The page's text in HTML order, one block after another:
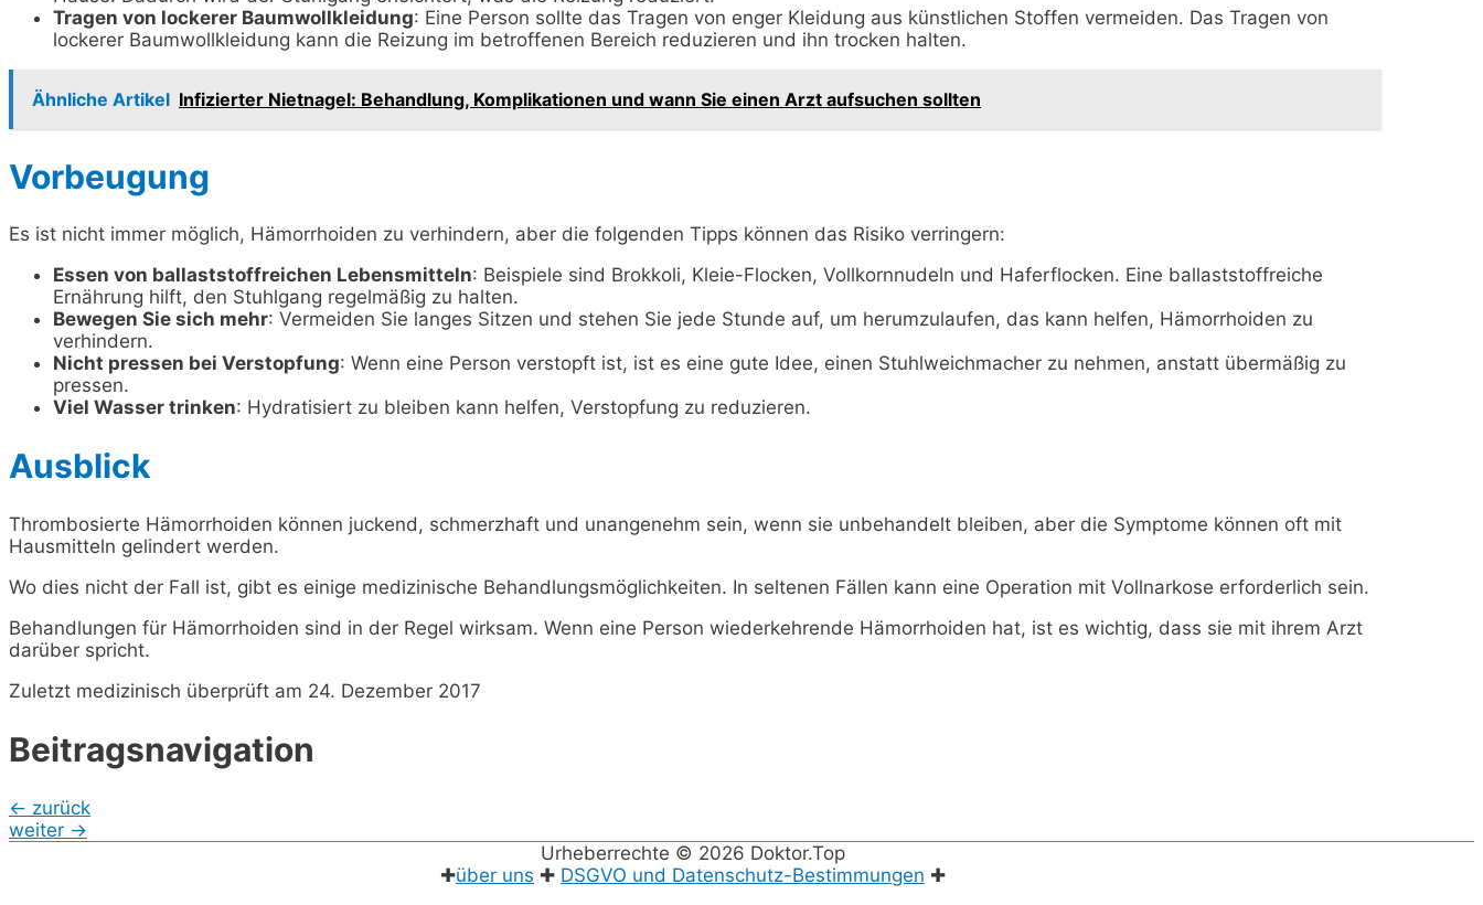
Tragen von lockerer Baumwollkleidung: Eine Person sollte das Tragen von enger Kleidung aus künstlichen Stoffen vermeiden. Das Tragen von
lockerer Baumwollkleidung kann die Reizung im betroffenen Bereich reduzieren und ihn trocken halten.
Ähnliche Artikel Infizierter Nietnagel: Behandlung, Komplikationen und wann Sie einen Arzt aufsuchen sollten
Vorbeugung
Es ist nicht immer möglich, Hämorrhoiden zu verhindern, aber die folgenden Tipps können das Risiko verringern:
Essen von ballaststoffreichen Lebensmitteln: Beispiele sind Brokkoli, Kleie-Flocken, Vollkornnudeln und Haferflocken. Eine ballaststoffreiche
Ernährung hilft, den Stuhlgang regelmäßig zu halten.
Bewegen Sie sich mehr: Vermeiden Sie langes Sitzen und stehen Sie jede Stunde auf, um herumzulaufen, das kann helfen, Hämorrhoiden zu
verhindern.
Nicht pressen bei Verstopfung: Wenn eine Person verstopft ist, ist es eine gute Idee, einen Stuhlweichmacher zu nehmen, anstatt übermäßig zu
pressen.
Viel Wasser trinken: Hydratisiert zu bleiben kann helfen, Verstopfung zu reduzieren.
Ausblick
Thrombosierte Hämorrhoiden können juckend, schmerzhaft und unangenehm sein, wenn sie unbehandelt bleiben, aber die Symptome können oft mit
Hausmitteln gelindert werden.
Wo dies nicht der Fall ist, gibt es einige medizinische Behandlungsmöglichkeiten. In seltenen Fällen kann eine Operation mit Vollnarkose erforderlich sein.
Behandlungen für Hämorrhoiden sind in der Regel wirksam. Wenn eine Person wiederkehrende Hämorrhoiden hat, ist es wichtig, dass sie mit ihrem Arzt
darüber spricht.
Zuletzt medizinisch überprüft am 24. Dezember 2017
Beitragsnavigation
← zurück
weiter →
Urheberrechte © 2026 Doktor.Top
✚über uns ✚ DSGVO und Datenschutz-Bestimmungen ✚